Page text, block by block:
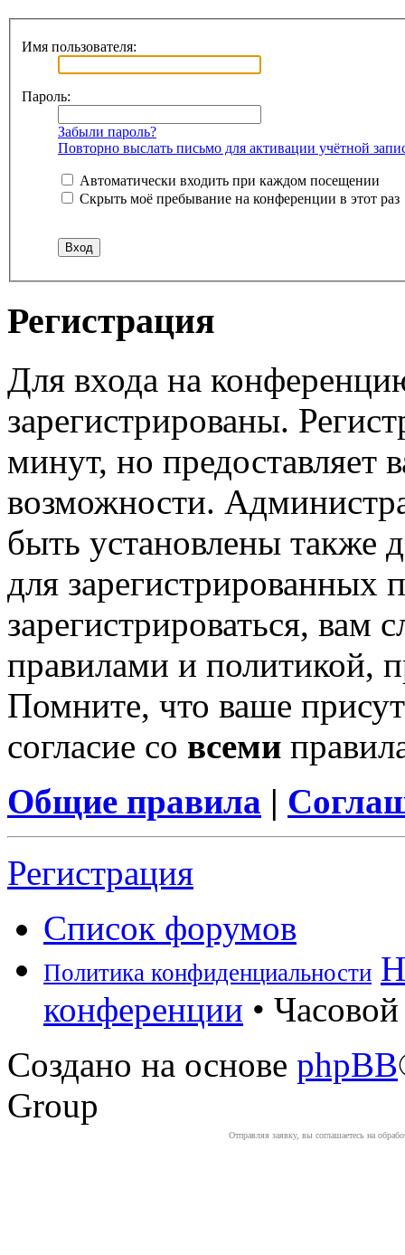
Имя пользователя:
Пароль:
Забыли пароль?
Повторно выслать письмо для активации учётной
Автоматически входить при каждом посещении
Скрыть моё пребывание на конференции в этот раз
Регистрация
Для входа на
зарегистрированы.
минут, но предоставляет
возможности.
быть установлены также
для зарегистрированных
зарегистрироваться, вам
правилами и политикой,
Помните, что ваше
согласие со всеми
Общие правила |
Регистрация
Список форумов
Политика конфиденциальности
конференции •
Создано на основе phpBB
Group
Отправляя заявку, вы соглашаетесь на